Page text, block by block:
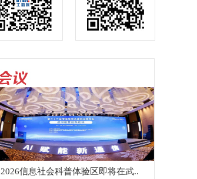
2026信息社会科普体验区即将在武..